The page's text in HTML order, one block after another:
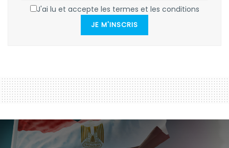
J'ai lu et accepte les termes et les conditions
JE M'INSCRIS